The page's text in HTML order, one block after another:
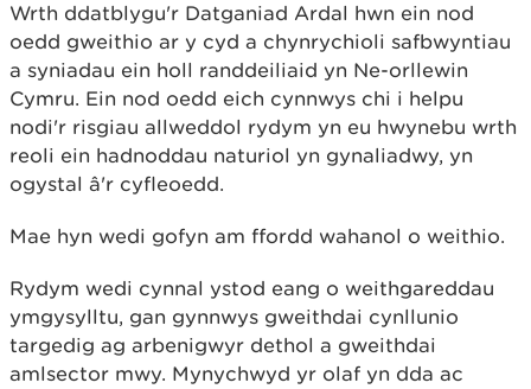
Wrth ddatblygu'r Datganiad Ardal hwn ein nod
oedd gweithio ar y cyd a chynrychioli safbwyntiau
a syniadau ein holl randdeiliaid yn Ne-orllewin
Cymru. Ein nod oedd eich cynnwys chi i helpu
nodi'r risgiau allweddol rydym yn eu hwynebu wrth
reoli ein hadnoddau naturiol yn gynaliadwy, yn
ogystal â'r cyfleoedd.
Mae hyn wedi gofyn am ffordd wahanol o weithio.
Rydym wedi cynnal ystod eang o weithgareddau
ymgysylltu, gan gynnwys gweithdai cynllunio
targedig ag arbenigwyr dethol a gweithdai
amlsector mwy. Mynychwyd yr olaf yn dda ac